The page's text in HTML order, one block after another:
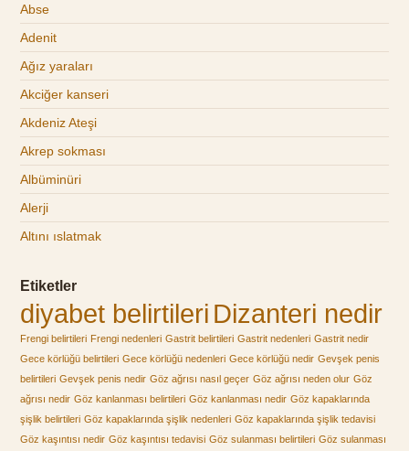
Abse
Adenit
Ağız yaraları
Akciğer kanseri
Akdeniz Ateşi
Akrep sokması
Albüminüri
Alerji
Altını ıslatmak
Etiketler
diyabet belirtileri Dizanteri nedir
Frengi belirtileri Frengi nedenleri Gastrit belirtileri Gastrit nedenleri Gastrit nedir
Gece körlüğü belirtileri Gece körlüğü nedenleri Gece körlüğü nedir Gevşek penis
belirtileri Gevşek penis nedir Göz ağrısı nasıl geçer Göz ağrısı neden olur Göz
ağrısı nedir Göz kanlanması belirtileri Göz kanlanması nedir Göz kapaklarında
şişlik belirtileri Göz kapaklarında şişlik nedenleri Göz kapaklarında şişlik tedavisi
Göz kaşıntısı nedir Göz kaşıntısı tedavisi Göz sulanması belirtileri Göz sulanması